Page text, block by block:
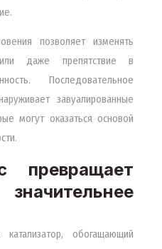
позволяет изменять
даже препятствие в
Последовательное
завуалированные
могут оказаться основой
превращает
обогащающий